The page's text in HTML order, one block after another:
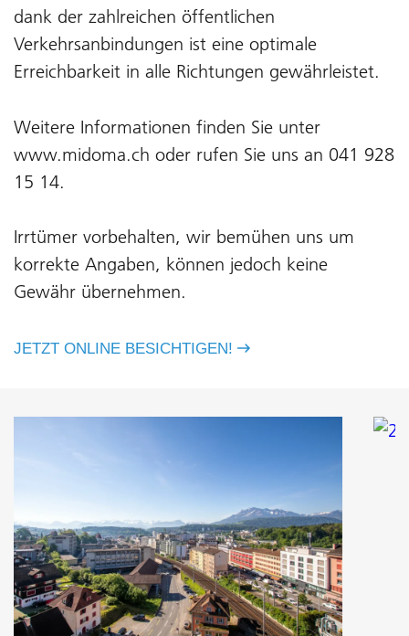
dank der zahlreichen öffentlichen
Verkehrsanbindungen ist eine optimale
Erreichbarkeit in alle Richtungen gewährleistet.
Weitere Informationen finden Sie unter
www.midoma.ch oder rufen Sie uns an 041 928
15 14.
Irrtümer vorbehalten, wir bemühen uns um
korrekte Angaben, können jedoch keine
Gewähr übernehmen.
JETZT ONLINE BESICHTIGEN!